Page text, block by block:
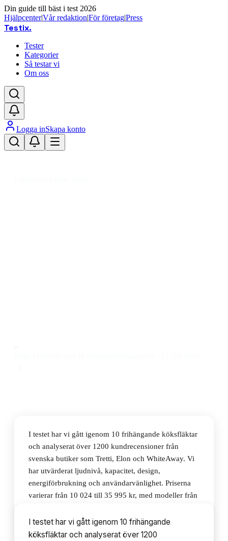
Din guide till bäst i test 2026
Hjälpcenter|Vår redaktion|För företag|Press
Testix.
Tester
Kategorier
Så testar vi
Om oss
Logga inSkapa konto
I testet har vi gått igenom 10 frihängande köksfläktar
och analyserat över 1200 kundrecensioner från
svenska butiker som Tretti, Elon och WhiteAway. Vi
har utvärderat ljudnivå, kapacitet, design,
energiförbrukning och användarvänlighet. Priserna
varierar från 10 024 till 35 995 kr, med modeller från
Innehållsförteckning
I testet har vi gått igenom 10 frihängande
köksfläktar och analyserat över 1200